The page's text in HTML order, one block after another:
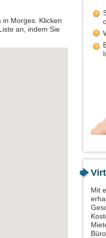
Morges. Klicken
an, indem Sie
Mit